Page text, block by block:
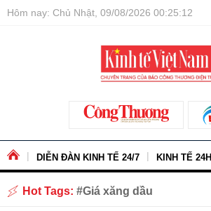
Hôm nay: Chủ Nhật, 09/08/2026 00:25:13
DIỄN ĐÀN KINH TẾ 24/7 KINH TẾ 24H
Hot Tags: Giá xăng dầu